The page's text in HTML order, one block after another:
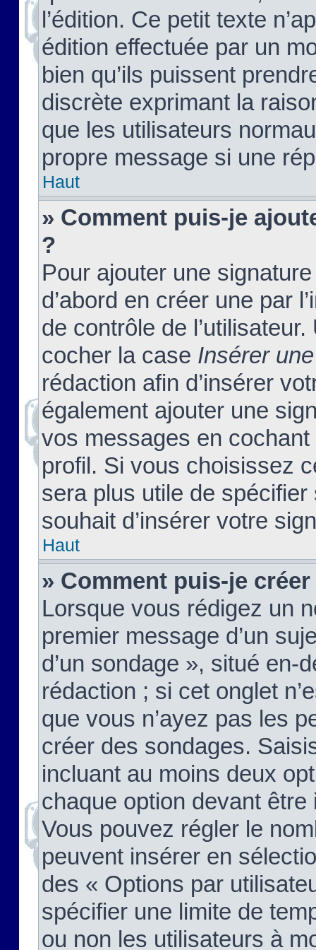
l’édition. Ce petit texte
édition effectuée par un
bien qu’ils puissent
discrète exprimant la
que les utilisateurs
propre message si une
Haut
» Comment puis-je
?
Pour ajouter une
d’abord en créer une par
de contrôle de
cocher la case Insérer
rédaction afin d’insérer
également ajouter une
vos messages en
profil. Si vous choisissez
sera plus utile de
souhait d’insérer votre
Haut
» Comment puis-je
Lorsque vous rédigez un
premier message d’un
d’un sondage », situé en-
rédaction ; si cet onglet
que vous n’ayez pas les
créer des sondages.
incluant au moins deux
chaque option devant
Vous pouvez régler le
peuvent insérer en
des « Options par
spécifier une limite de
ou non les utilisateurs à